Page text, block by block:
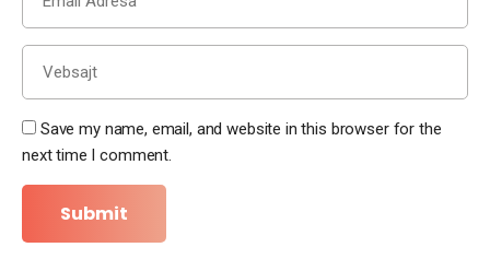
Save my name, email, and website in this browser for the
next time I comment.